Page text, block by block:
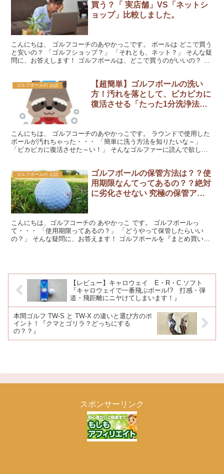
買う？「 実店舗」VS「ネットシ
ョップ」比較しました。
こんにちは、 ゴルフコーチのあやかっこです。 ボールは どこで買う
と安いの？ 「ゴルフショップ？」 「それとも、ネット？」 そんな疑
問に、お答えします！ ゴルフボールは、どこで買うのがいいの？ あ
ゴルフボールの お話
【超簡単】ゴルフボールの洗い
方！汚れを落として、ピカピカに
復活させる「たった1分洗浄法」
こんにちは、 ゴルフコーチのあやかっこです。 ラウンドで使用した
ボールが汚れちゃった・・・ 「簡単に洗う方法を知りたいな～」
「ピカピカに復活させた～い！」 そんなゴルファーに読んで欲しい
ゴルフボールの お話
ゴルフボールの保管方法は？？使
用期限なんてってあるの？？絶対
に劣化させない 究極の保管アイ
こんにちは、ゴルフコーチの あやかっこ です。 ゴルフボールっ
て・・・ 「使用期限ってあるの？」 「どうやって保管したらいい
の？」 そんな疑問に、お答えます！ ゴルフボールを『まとめ買い』
【レビュー】キャロウェイ E・R・C ソフト
『キャロウェイで一番飛ぶボール!? 打感・弾
道・飛距離にニヤけてしまいます！』
本間ゴルフ TW-S と TW-X の違いと選び方のポ
イント！『クマとゴリラ？どっちにする
の？？』
スポンサーリンク